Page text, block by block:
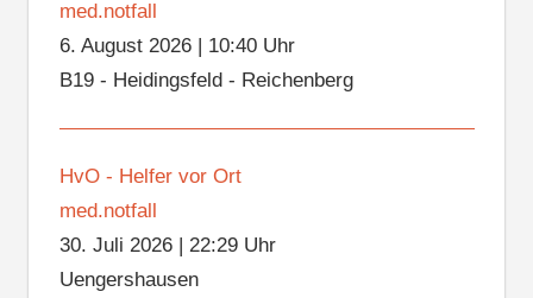
med.notfall
6. August 2026| 10:40 Uhr
B19 - Heidingsfeld - Reichenberg
HvO - Helfer vor Ort
med.notfall
30. Juli 2026| 22:29 Uhr
Uengershausen